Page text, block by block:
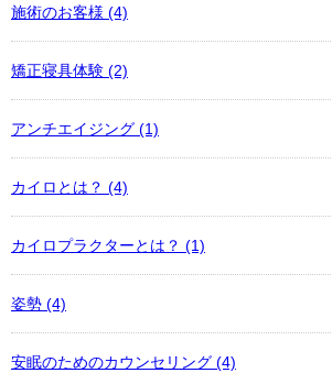
施術のお客様 (4)
矯正寝具体験 (2)
アンチエイジング (1)
カイロとは？ (4)
カイロプラクターとは？ (1)
姿勢 (4)
安眠のためのカウンセリング (4)